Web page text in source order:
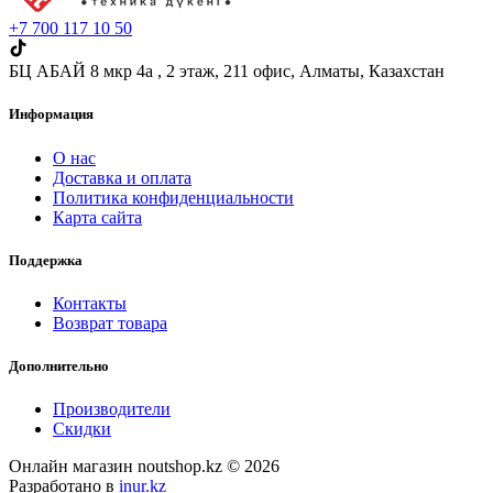
+7 700 117 10 50
БЦ АБАЙ 8 мкр 4а , 2 этаж,​ 211 офис, Алматы, Казахстан
Информация
О нас
Доставка и оплата
Политика конфиденциальности
Карта сайта
Поддержка
Контакты
Возврат товара
Дополнительно
Производители
Скидки
Онлайн магазин noutshop.kz © 2026
Разработано в inur.kz